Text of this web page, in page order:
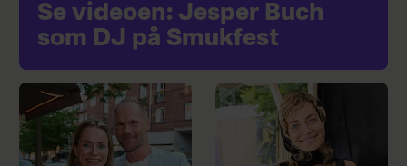
Se videoen: Jesper Buch
som DJ på Smukfest